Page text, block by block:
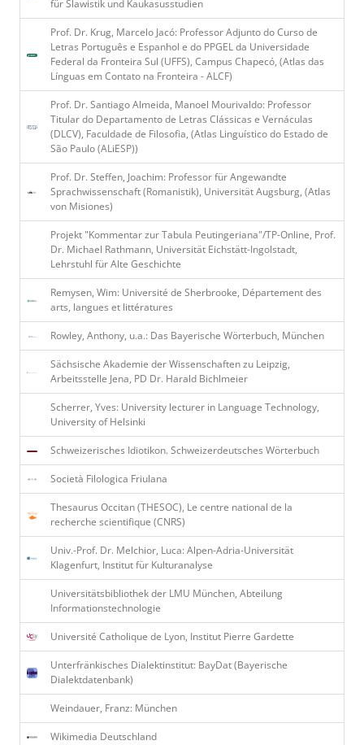
für Slawistik und Kaukasusstudien
Prof. Dr. Krug, Marcelo Jacó: Professor Adjunto do Curso de
Letras Português e Espanhol e do PPGEL da Universidade
Federal da Fronteira Sul (UFFS), Campus Chapecó, (Atlas das
Línguas em Contato na Fronteira - ALCF)
Prof. Dr. Santiago Almeida, Manoel Mourivaldo: Professor
Titular do Departamento de Letras Clássicas e Vernáculas
(DLCV), Faculdade de Filosofia, (Atlas Linguístico do Estado de
São Paulo (ALiESP))
Prof. Dr. Steffen, Joachim: Professor für Angewandte
Sprachwissenschaft (Romanistik), Universität Augsburg, (Atlas
von Misiones)
Projekt "Kommentar zur Tabula Peutingeriana"/TP-Online, Prof.
Dr. Michael Rathmann, Universität Eichstätt-Ingolstadt,
Lehrstuhl für Alte Geschichte
Remysen, Wim: Université de Sherbrooke, Département des
arts, langues et littératures
Rowley, Anthony, u.a.: Das Bayerische Wörterbuch, München
Sächsische Akademie der Wissenschaften zu Leipzig,
Arbeitsstelle Jena, PD Dr. Harald Bichlmeier
Scherrer, Yves: University lecturer in Language Technology,
University of Helsinki
Schweizerisches Idiotikon. Schweizerdeutsches Wörterbuch
Società Filologica Friulana
Thesaurus Occitan (THESOC), Le centre national de la
recherche scientifique (CNRS)
Univ.-Prof. Dr. Melchior, Luca: Alpen-Adria-Universität
Klagenfurt, Institut für Kulturanalyse
Universitätsbibliothek der LMU München, Abteilung
Informationstechnologie
Université Catholique de Lyon, Institut Pierre Gardette
Unterfränkisches Dialektinstitut: BayDat (Bayerische
Dialektdatenbank)
Weindauer, Franz: München
Wikimedia Deutschland